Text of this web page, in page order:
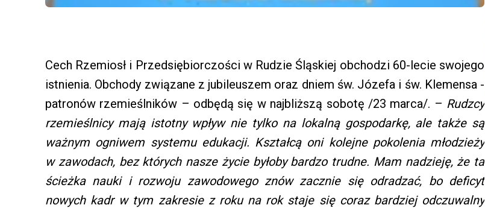
Cech Rzemiosł i Przedsiębiorczości w Rudzie Śląskiej obchodzi 60-lecie swojego
istnienia. Obchody związane z jubileuszem oraz dniem św. Józefa i św. Klemensa -
patronów rzemieślników – odbędą się w najbliższą sobotę /23 marca/. – Rudzcy
rzemieślnicy mają istotny wpływ nie tylko na lokalną gospodarkę, ale także są
ważnym ogniwem systemu edukacji. Kształcą oni kolejne pokolenia młodzieży
w zawodach, bez których nasze życie byłoby bardzo trudne. Mam nadzieję, że ta
ścieżka nauki i rozwoju zawodowego znów zacznie się odradzać, bo deficyt
nowych kadr w tym zakresie z roku na rok staje się coraz bardziej odczuwalny